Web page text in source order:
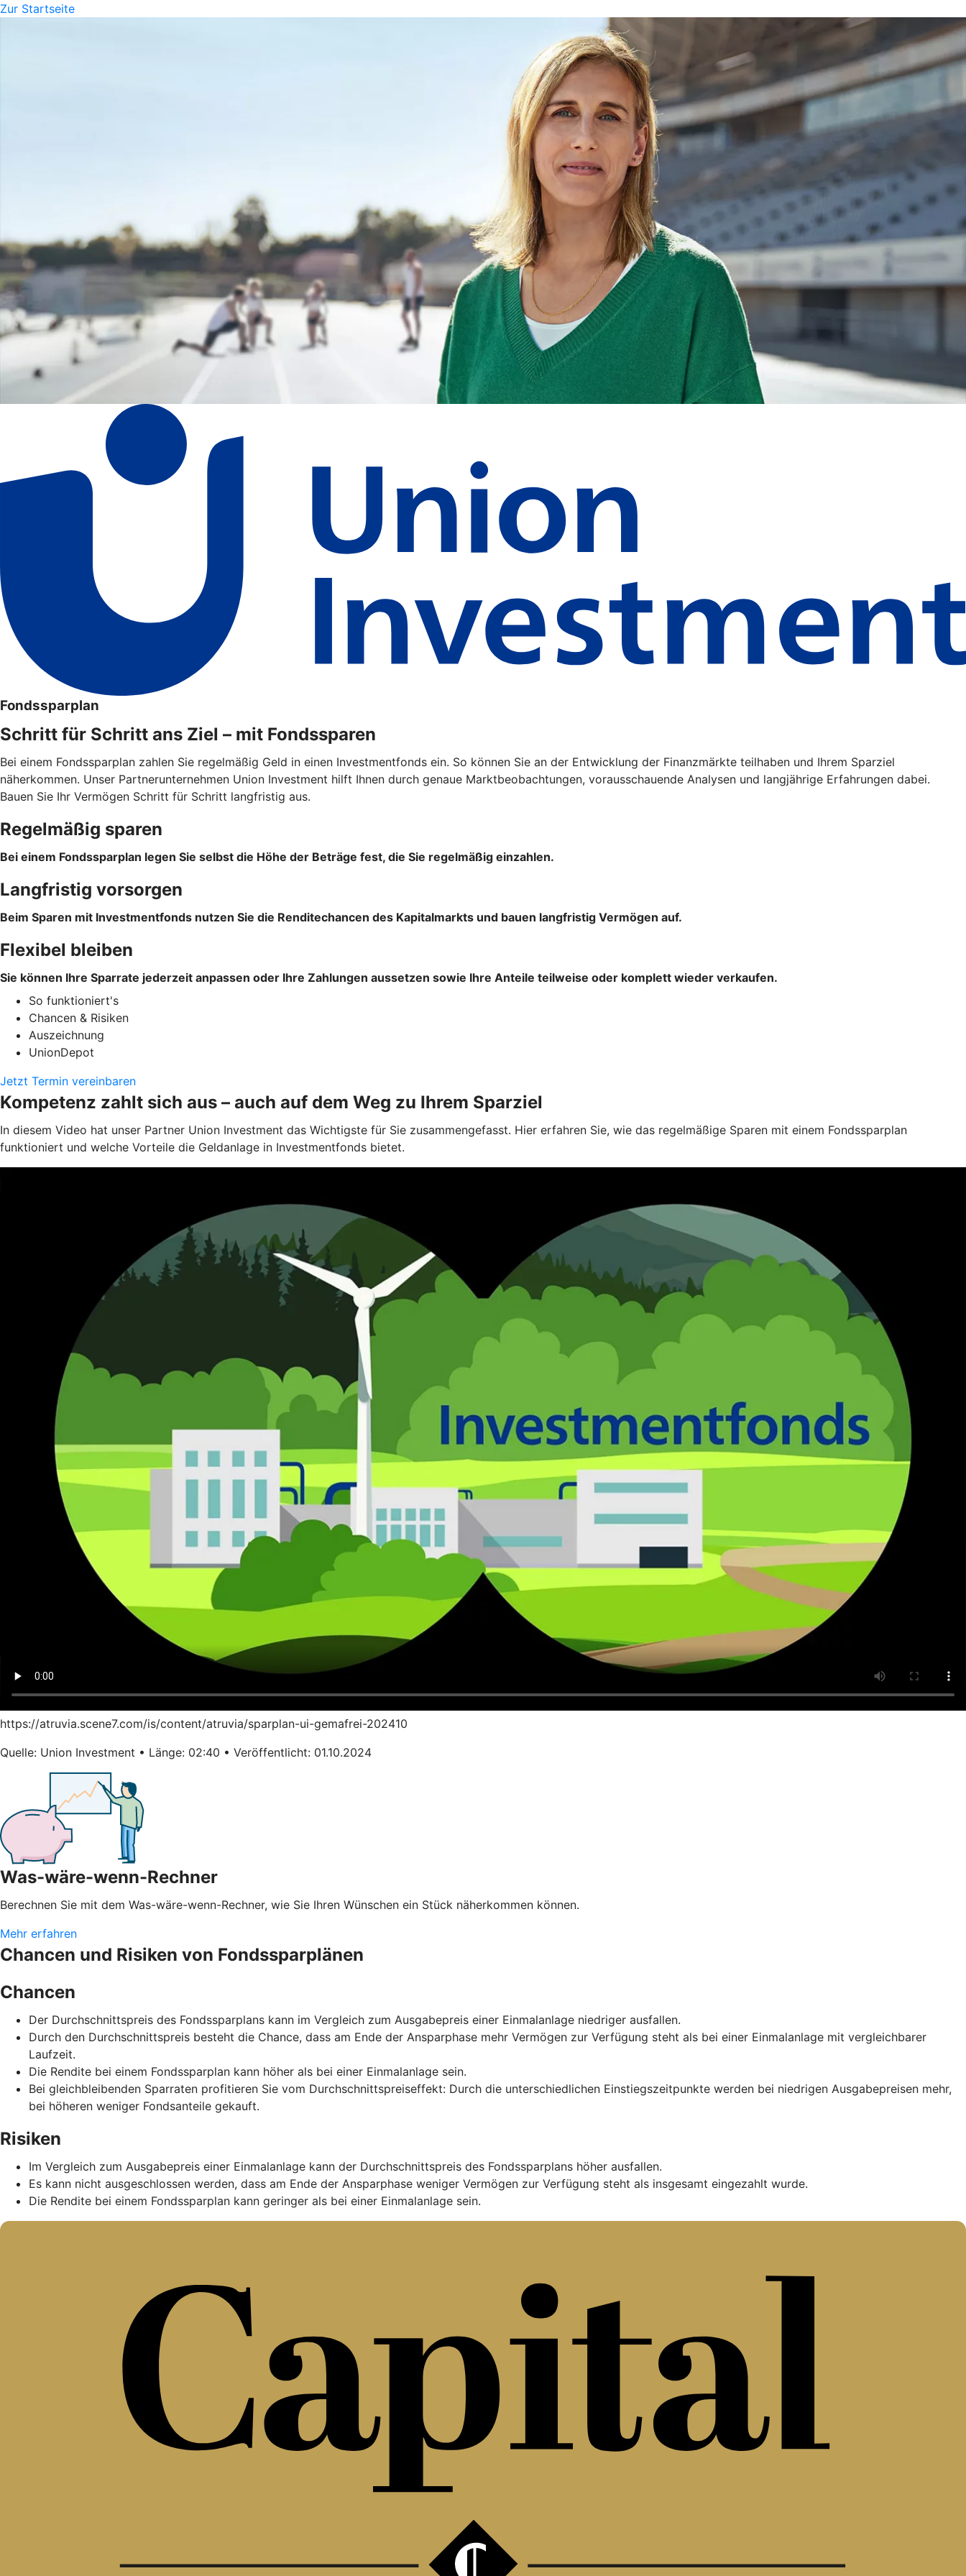
Zur Startseite
Fondssparplan
Schritt für Schritt ans Ziel – mit Fondssparen
Bei einem Fondssparplan zahlen Sie regelmäßig Geld in einen Investmentfonds ein. So können Sie an der Entwicklung der Finanzmärkte teilhaben und Ihrem Sparziel
näherkommen. Unser Partnerunternehmen Union Investment hilft Ihnen durch genaue Marktbeobachtungen, vorausschauende Analysen und langjährige Erfahrungen dabei.
Bauen Sie Ihr Vermögen Schritt für Schritt langfristig aus.
Regelmäßig sparen
Bei einem Fondssparplan legen Sie selbst die Höhe der Beträge fest, die Sie regelmäßig einzahlen.
Langfristig vorsorgen
Beim Sparen mit Investmentfonds nutzen Sie die Renditechancen des Kapitalmarkts und bauen langfristig Vermögen auf.
Flexibel bleiben
Sie können Ihre Sparrate jederzeit anpassen oder Ihre Zahlungen aussetzen sowie Ihre Anteile teilweise oder komplett wieder verkaufen.
So funktioniert's
Chancen & Risiken
Auszeichnung
UnionDepot
Jetzt Termin vereinbaren
Kompetenz zahlt sich aus – auch auf dem Weg zu Ihrem Sparziel
In diesem Video hat unser Partner Union Investment das Wichtigste für Sie zusammengefasst. Hier erfahren Sie, wie das regelmäßige Sparen mit einem Fondssparplan
funktioniert und welche Vorteile die Geldanlage in Investmentfonds bietet.
https://atruvia.scene7.com/is/content/atruvia/sparplan-ui-gemafrei-202410
Quelle: Union Investment • Länge: 02:40 • Veröffentlicht: 01.10.2024
Was-wäre-wenn-Rechner
Berechnen Sie mit dem Was-wäre-wenn-Rechner, wie Sie Ihren Wünschen ein Stück näherkommen können.
Mehr erfahren
Chancen und Risiken von Fondssparplänen
Chancen
Der Durchschnittspreis des Fondssparplans kann im Vergleich zum Ausgabepreis einer Einmalanlage niedriger ausfallen.
Durch den Durchschnittspreis besteht die Chance, dass am Ende der Ansparphase mehr Vermögen zur Verfügung steht als bei einer Einmalanlage mit vergleichbarer
Laufzeit.
Die Rendite bei einem Fondssparplan kann höher als bei einer Einmalanlage sein.
Bei gleichbleibenden Sparraten profitieren Sie vom Durchschnittspreiseffekt: Durch die unterschiedlichen Einstiegszeitpunkte werden bei niedrigen Ausgabepreisen mehr,
bei höheren weniger Fondsanteile gekauft.
Risiken
Im Vergleich zum Ausgabepreis einer Einmalanlage kann der Durchschnittspreis des Fondssparplans höher ausfallen.
Es kann nicht ausgeschlossen werden, dass am Ende der Ansparphase weniger Vermögen zur Verfügung steht als insgesamt eingezahlt wurde.
Die Rendite bei einem Fondssparplan kann geringer als bei einer Einmalanlage sein.